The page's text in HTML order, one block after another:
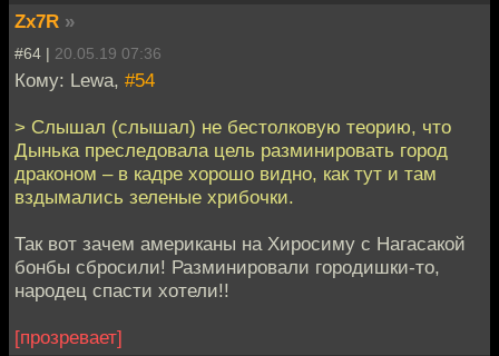
Zx7R »
#64 | 20.05.19 07:36
Кому: Lewa, #54
> Слышал (слышал) не бестолковую теорию, что
Дынька преследовала цель разминировать город
драконом – в кадре хорошо видно, как тут и там
вздымались зеленые хрибочки.
Так вот зачем американы на Хиросиму с Нагасакой
бонбы сбросили! Разминировали городишки-то,
народец спасти хотели!!
[прозревает]